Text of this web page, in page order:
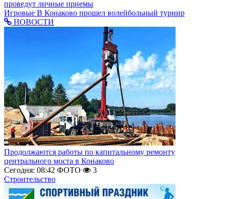
проведут личные приемы
Игровые В Конаково прошел волейбольный турнир
НОВОСТИ
Продолжаются работы по капитальному ремонту
центрального моста в Конаково
Сегодня: 08:42 ФОТО
3
Строительство